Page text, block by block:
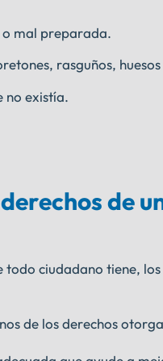
mal preparada.
rasguños,
no existía.
de
todo ciudadano tiene,
de los derechos